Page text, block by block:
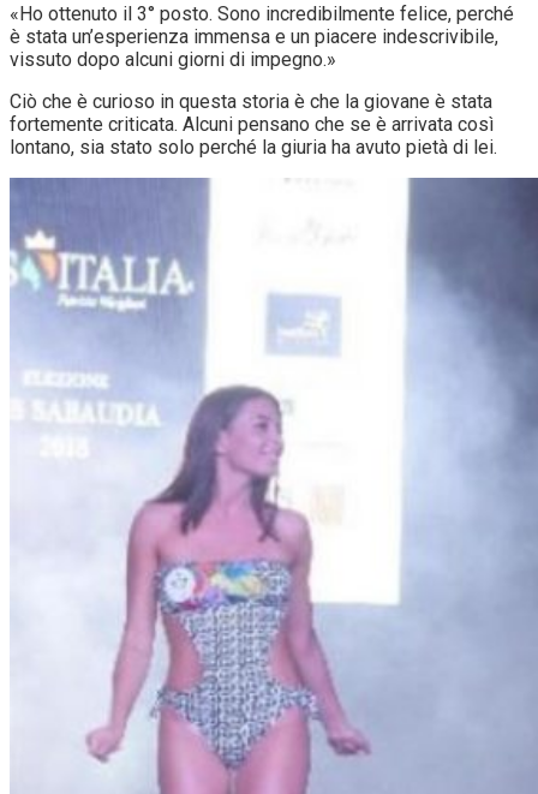
«Ho ottenuto il 3° posto. Sono incredibilmente felice, perché
è stata un’esperienza immensa e un piacere indescrivibile,
vissuto dopo alcuni giorni di impegno.»
Ciò che è curioso in questa storia è che la giovane è stata
fortemente criticata. Alcuni pensano che se è arrivata così
lontano, sia stato solo perché la giuria ha avuto pietà di lei.